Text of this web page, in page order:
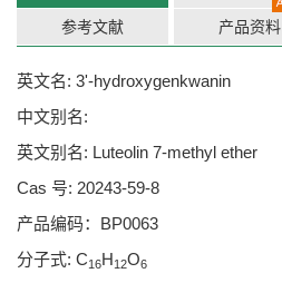
参考文献 产品资料
英文名: 3'-hydroxygenkwanin
中文别名:
英文别名: Luteolin 7-methyl ether
Cas 号: 20243-59-8
产品编码：BP0063
分子式: C16H12O6